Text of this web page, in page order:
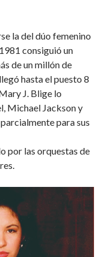
la del dúo femenino
consiguió un
de un millón de
hasta el puesto 8
J. Blige lo
Michael Jackson y
para sus
por las orquestas de